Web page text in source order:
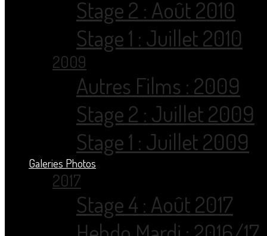
Stage 2 : Août 2010
Stage 1 : Juillet 2010
2009
Autres Films : 2009
Stage 2 : Juillet 2009
Stage 1 : Juillet 2009
Galeries Photos
2017
Stage 4 : Août 2017